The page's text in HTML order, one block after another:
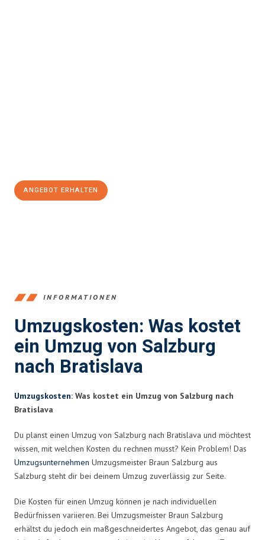
ANGEBOT ERHALTEN
INFORMATIONEN
Umzugskosten: Was kostet
ein Umzug von Salzburg
nach Bratislava
Umzugskosten: Was kostet ein Umzug von Salzburg nach
Bratislava
Du planst einen Umzug von Salzburg nach Bratislava und möchtest
wissen, mit welchen Kosten du rechnen musst? Kein Problem! Das
Umzugsunternehmen Umzugsmeister Braun Salzburg aus
Salzburg steht dir bei deinem Umzug zuverlässig zur Seite.
Die Kosten für einen Umzug können je nach individuellen
Bedürfnissen variieren. Bei Umzugsmeister Braun Salzburg
erhältst du jedoch ein maßgeschneidertes Angebot, das genau auf